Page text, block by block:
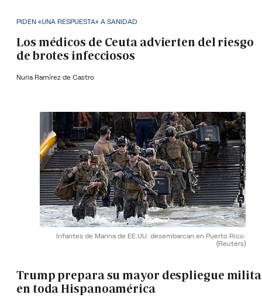
PIDEN «UNA RESPUESTA» A SANIDAD
Los médicos de Ceuta advierten del riesgo
de brotes infecciosos
Nuria Ramírez de Castro
Infantes de Marina de EE.UU. desembarcan en Puerto Rico.
(Reuters)
Trump prepara su mayor despliegue
en toda Hispanoamérica